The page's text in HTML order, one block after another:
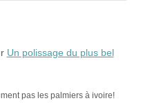
Un polissage du plus bel
pas les palmiers à ivoire!